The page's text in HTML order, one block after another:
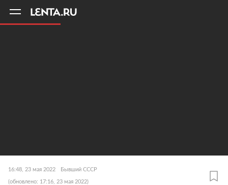
16:48, 23 мая 2022 Бывший СССР
(обновлено: 17:16, 23 мая 2022)